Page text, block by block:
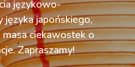
językowo-
japońskiego,
ciekawostek o
Zapraszamy!